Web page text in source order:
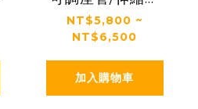
管/升降座管
NT$5,800 ~
NT$6,500
加入購物車